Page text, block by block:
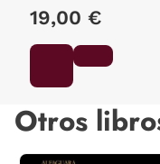
19,00 €
Otros